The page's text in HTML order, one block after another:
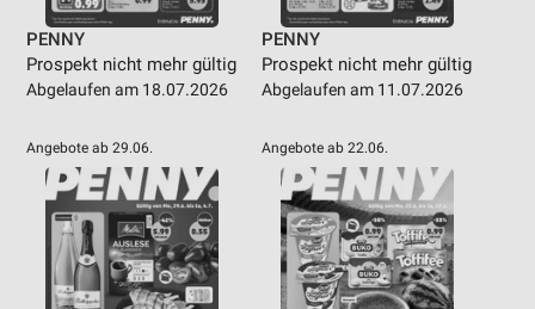
PENNY
Prospekt nicht mehr gültig
Abgelaufen am 18.07.2026
PENNY
Prospekt nicht mehr gültig
Abgelaufen am 11.07.2026
Angebote ab 29.06. Angebote ab 22.06.